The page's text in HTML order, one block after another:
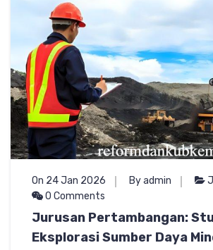
On 24 Jan 2026 By admin
0 Comments
Jurusan Pertambangan:
Eksplorasi Sumber Daya